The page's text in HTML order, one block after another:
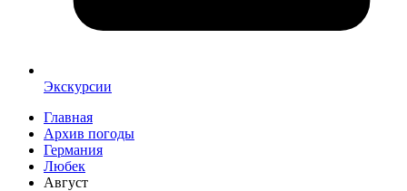
Экскурсии
Главная
Архив погоды
Германия
Любек
Август